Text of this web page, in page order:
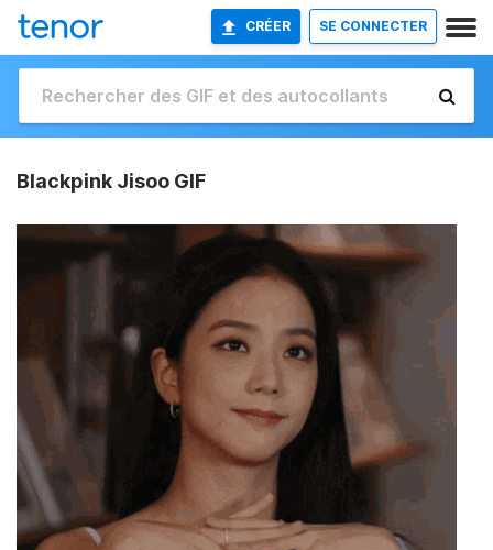
CRÉER SE CONNECTER
Blackpink Jisoo GIF